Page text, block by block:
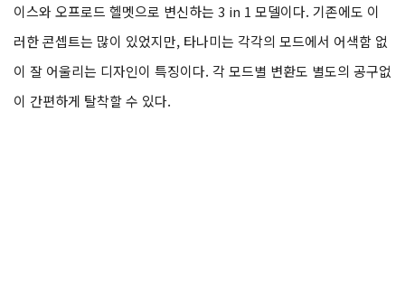
이스와 오프로드 헬멧으로 변신하는 3 in 1 모델이다. 기존에도 이
러한 콘셉트는 많이 있었지만, 타나미는 각각의 모드에서 어색함 없
이 잘 어울리는 디자인이 특징이다. 각 모드별 변환도 별도의 공구없
이 간편하게 탈착할 수 있다.